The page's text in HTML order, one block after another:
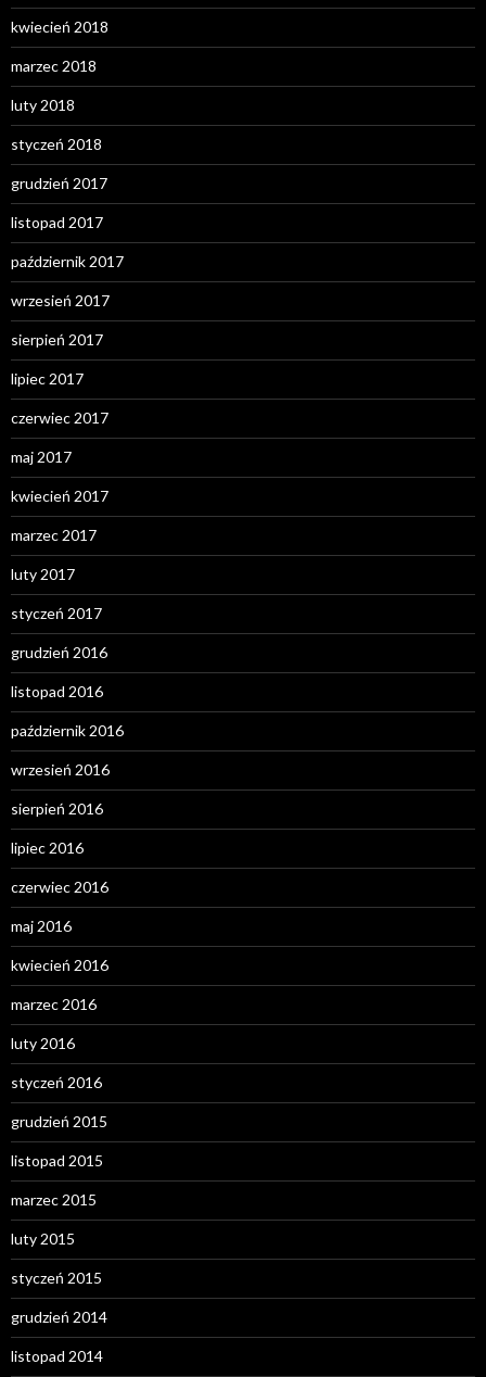
kwiecień 2018
marzec 2018
luty 2018
styczeń 2018
grudzień 2017
listopad 2017
październik 2017
wrzesień 2017
sierpień 2017
lipiec 2017
czerwiec 2017
maj 2017
kwiecień 2017
marzec 2017
luty 2017
styczeń 2017
grudzień 2016
listopad 2016
październik 2016
wrzesień 2016
sierpień 2016
lipiec 2016
czerwiec 2016
maj 2016
kwiecień 2016
marzec 2016
luty 2016
styczeń 2016
grudzień 2015
listopad 2015
marzec 2015
luty 2015
styczeń 2015
grudzień 2014
listopad 2014